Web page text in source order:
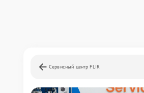
Сервисный центр FLIR